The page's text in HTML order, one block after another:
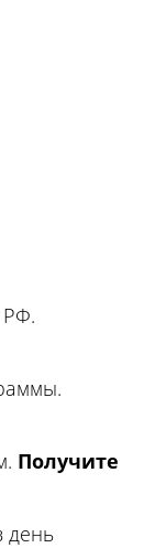
РФ.
Получите
день